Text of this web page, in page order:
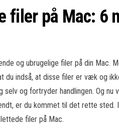
filer på Mac: 6
og ubrugelige filer på din Mac.
du indså, at disse filer er væk og
og fortryder handlingen. Og nu
er du kommet til det rette sted.
filer på Mac.